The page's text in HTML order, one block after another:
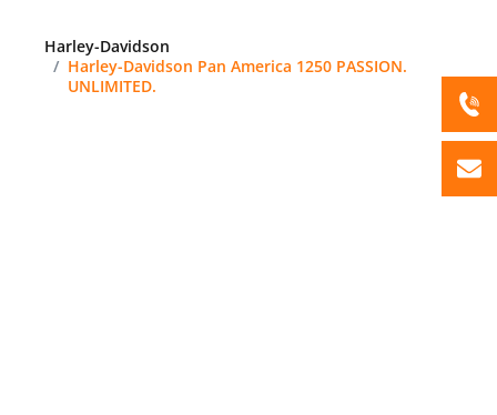
Harley-Davidson
Harley-Davidson Pan America 1250 PASSION.
UNLIMITED.